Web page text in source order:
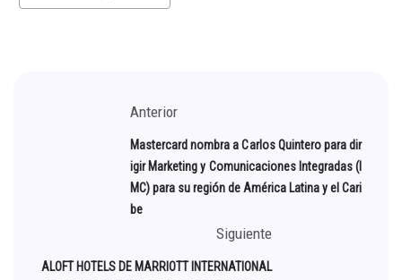
Anterior
Mastercard nombra a Carlos Quintero para dir
igir Marketing y Comunicaciones Integradas (I
MC) para su región de América Latina y el Cari
be
Siguiente
ALOFT HOTELS DE MARRIOTT INTERNATIONAL